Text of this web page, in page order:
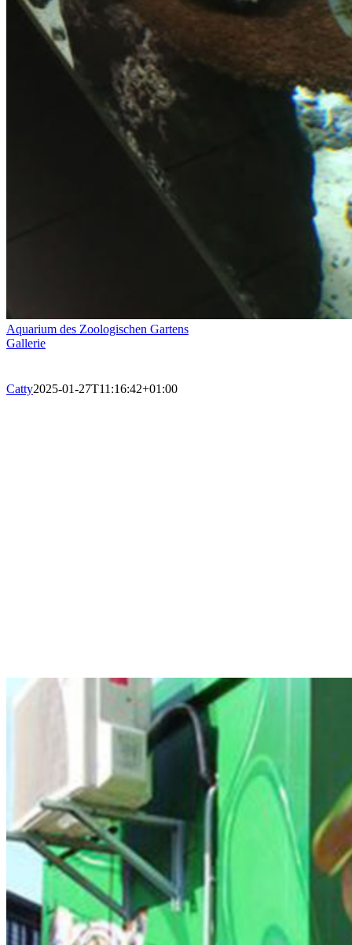
Aquarium des Zoologischen Gartens
Gallerie
Catty2025-01-27T11:16:42+01:00